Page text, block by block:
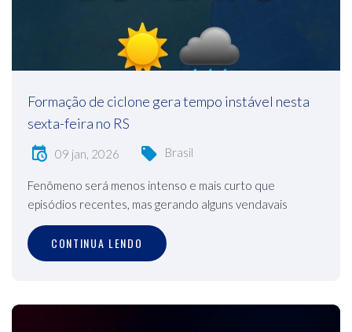
Formação de ciclone gera tempo instável nesta
sexta-feira no RS
09 jan, 2026 Brasil
Fenômeno será menos intenso e mais curto que
episódios recentes, mas gerando alguns vendavais
CONTINUA LENDO